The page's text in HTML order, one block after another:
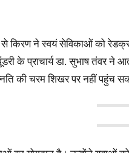
ने स्वयं सेविकाओं को
के प्राचार्य डा. सुभाष तंवर ने
की चरम शिखर पर नहीं पहुंच